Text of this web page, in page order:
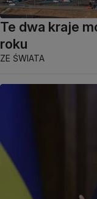
Te dwa kraje
roku
ZE ŚWIATA